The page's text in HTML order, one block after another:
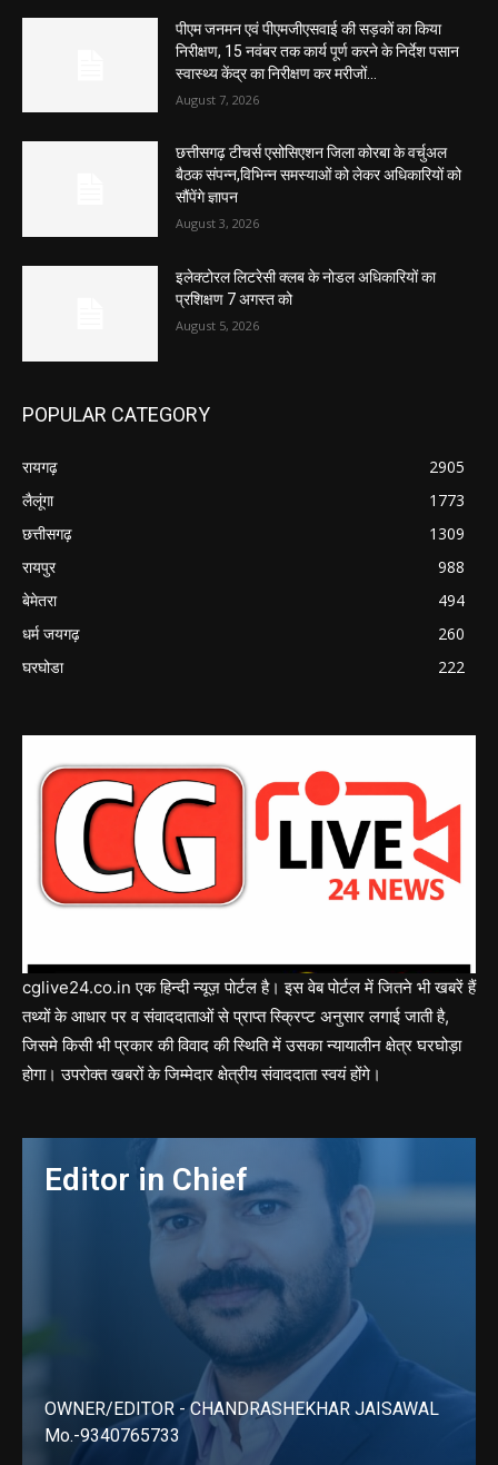
पीएम जनमन एवं पीएमजीएसवाई की सड़कों का किया
निरीक्षण, 15 नवंबर तक कार्य पूर्ण करने के निर्देश पसान
स्वास्थ्य केंद्र का निरीक्षण कर मरीजों...
August 7, 2026
छत्तीसगढ़ टीचर्स एसोसिएशन जिला कोरबा के वर्चुअल
बैठक संपन्न,विभिन्न समस्याओं को लेकर अधिकारियों को
सौंपेंगे ज्ञापन
August 3, 2026
इलेक्टोरल लिटरेसी क्लब के नोडल अधिकारियों का
प्रशिक्षण 7 अगस्त को
August 5, 2026
POPULAR CATEGORY
रायगढ़
2905
लैलूंगा
1773
छत्तीसगढ़
1309
रायपुर
988
बेमेतरा
494
धर्म जयगढ़
260
घरघोडा
222
cglive24.co.in एक हिन्दी न्यूज़ पोर्टल है। इस वेब पोर्टल में जितने भी खबरें हैं
तथ्यों के आधार पर व संवाददाताओं से प्राप्त स्क्रिप्ट अनुसार लगाई जाती है,
जिसमे किसी भी प्रकार की विवाद की स्थिति में उसका न्यायालीन क्षेत्र घरघोड़ा
होगा। उपरोक्त खबरों के जिम्मेदार क्षेत्रीय संवाददाता स्वयं होंगे।
Editor in Chief
OWNER/EDITOR - CHANDRASHEKHAR JAISAWAL
Mo.-9340765733